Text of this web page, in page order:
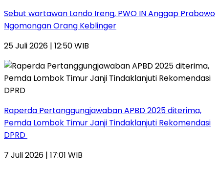
Sebut wartawan Londo Ireng, PWO IN Anggap Prabowo
Ngomongan Orang Keblinger
25 Juli 2026 | 12:50 WIB
Raperda Pertanggungjawaban APBD 2025 diterima,
Pemda Lombok Timur Janji Tindaklanjuti Rekomendasi
DPRD
7 Juli 2026 | 17:01 WIB